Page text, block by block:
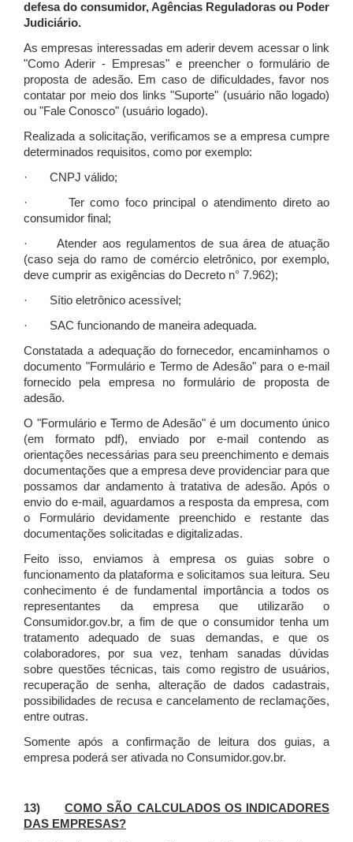
defesa do consumidor, Agências Reguladoras ou Poder
Judiciário.
As empresas interessadas em aderir devem acessar o link
"Como Aderir - Empresas" e preencher o formulário de
proposta de adesão. Em caso de dificuldades, favor nos
contatar por meio dos links "Suporte" (usuário não logado)
ou "Fale Conosco" (usuário logado).
Realizada a solicitação, verificamos se a empresa cumpre
determinados requisitos, como por exemplo:
· CNPJ válido;
· Ter como foco principal o atendimento direto ao
consumidor final;
· Atender aos regulamentos de sua área de atuação
(caso seja do ramo de comércio eletrônico, por exemplo,
deve cumprir as exigências do Decreto n° 7.962);
· Sítio eletrônico acessível;
· SAC funcionando de maneira adequada.
Constatada a adequação do fornecedor, encaminhamos o
documento "Formulário e Termo de Adesão" para o e-mail
fornecido pela empresa no formulário de proposta de
adesão.
O "Formulário e Termo de Adesão" é um documento único
(em formato pdf), enviado por e-mail contendo as
orientações necessárias para seu preenchimento e demais
documentações que a empresa deve providenciar para que
possamos dar andamento à tratativa de adesão. Após o
envio do e-mail, aguardamos a resposta da empresa, com
o Formulário devidamente preenchido e restante das
documentações solicitadas e digitalizadas.
Feito isso, enviamos à empresa os guias sobre o
funcionamento da plataforma e solicitamos sua leitura. Seu
conhecimento é de fundamental importância a todos os
representantes da empresa que utilizarão o
Consumidor.gov.br, a fim de que o consumidor tenha um
tratamento adequado de suas demandas, e que os
colaboradores, por sua vez, tenham sanadas dúvidas
sobre questões técnicas, tais como registro de usuários,
recuperação de senha, alteração de dados cadastrais,
possibilidades de recusa e cancelamento de reclamações,
entre outras.
Somente após a confirmação de leitura dos guias, a
empresa poderá ser ativada no Consumidor.gov.br.
13)COMO SÃO CALCULADOS OS INDICADORES
DAS EMPRESAS?